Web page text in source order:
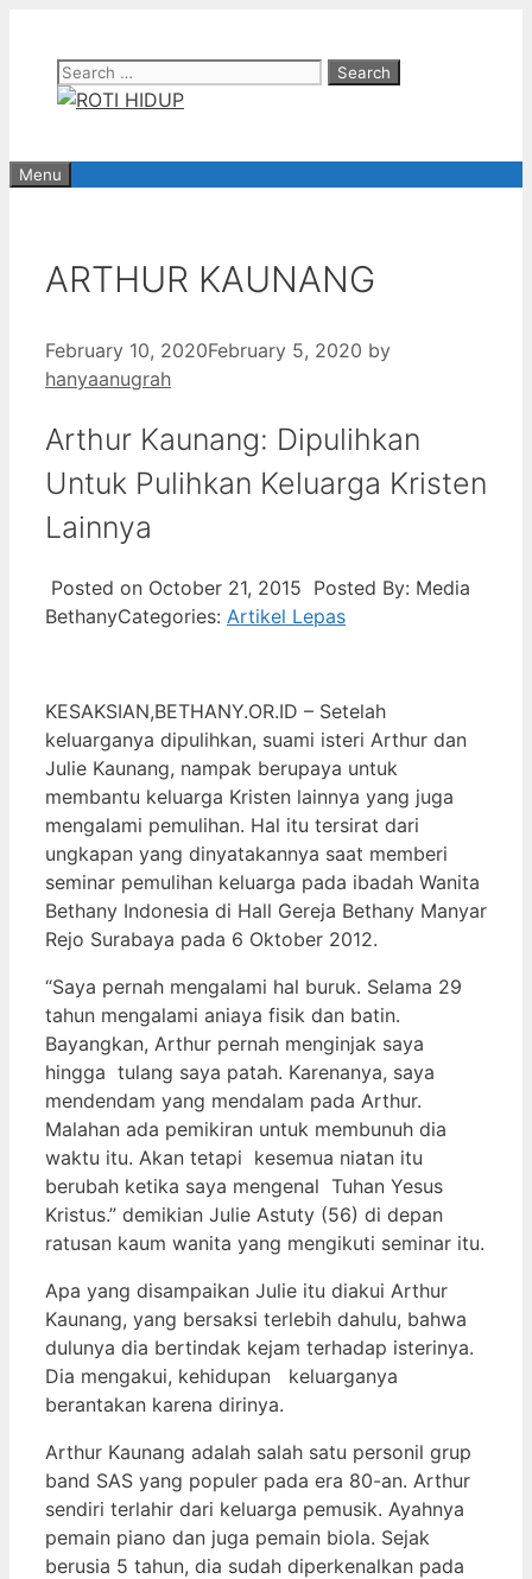
contentSearch
for:
Menu
ARTHUR KAUNANG
February 10, 2020February 5, 2020 by
hanyaanugrah
Arthur Kaunang: Dipulihkan
Untuk Pulihkan Keluarga Kristen
Lainnya
Posted on October 21, 2015 Posted By: Media
BethanyCategories: Artikel Lepas
KESAKSIAN,BETHANY.OR.ID – Setelah
keluarganya dipulihkan, suami isteri Arthur dan
Julie Kaunang, nampak berupaya untuk
membantu keluarga Kristen lainnya yang juga
mengalami pemulihan. Hal itu tersirat dari
ungkapan yang dinyatakannya saat memberi
seminar pemulihan keluarga pada ibadah Wanita
Bethany Indonesia di Hall Gereja Bethany Manyar
Rejo Surabaya pada 6 Oktober 2012.
“Saya pernah mengalami hal buruk. Selama 29
tahun mengalami aniaya fisik dan batin.
Bayangkan, Arthur pernah menginjak saya
hingga tulang saya patah. Karenanya, saya
mendendam yang mendalam pada Arthur.
Malahan ada pemikiran untuk membunuh dia
waktu itu. Akan tetapi kesemua niatan itu
berubah ketika saya mengenal Tuhan Yesus
Kristus.” demikian Julie Astuty (56) di depan
ratusan kaum wanita yang mengikuti seminar itu.
Apa yang disampaikan Julie itu diakui Arthur
Kaunang, yang bersaksi terlebih dahulu, bahwa
dulunya dia bertindak kejam terhadap isterinya.
Dia mengakui, kehidupan keluarganya
berantakan karena dirinya.
Arthur Kaunang adalah salah satu personil grup
band SAS yang populer pada era 80-an. Arthur
sendiri terlahir dari keluarga pemusik. Ayahnya
pemain piano dan juga pemain biola. Sejak
berusia 5 tahun, dia sudah diperkenalkan pada